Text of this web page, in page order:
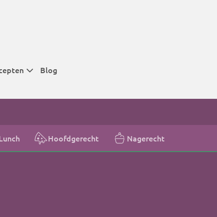
tijden
tijden
Blog
Hoofdgerecht Nagerecht